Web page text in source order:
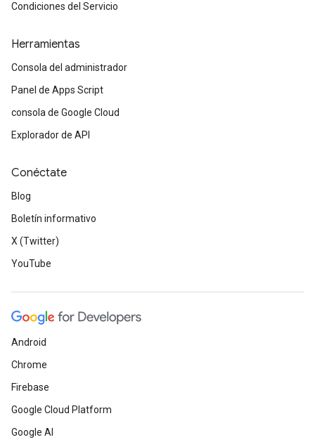
Condiciones del Servicio
Herramientas
Consola del administrador
Panel de Apps Script
consola de Google Cloud
Explorador de API
Conéctate
Blog
Boletín informativo
X (Twitter)
YouTube
Android
Chrome
Firebase
Google Cloud Platform
Google AI